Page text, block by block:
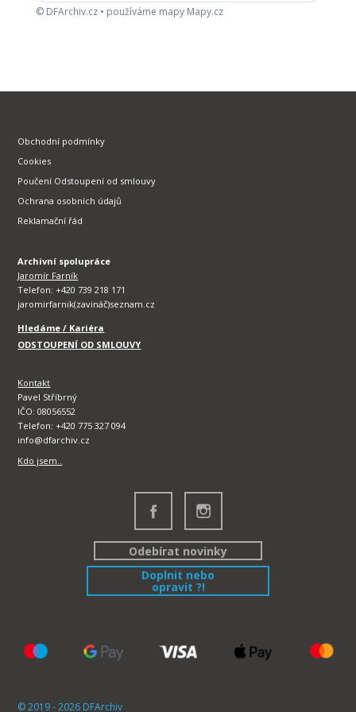
© DFArchiv.cz • používáme mapy Mapy.cz
Obchodní podmínky
Cookies
Poučení Odstoupení od smlouvy
Ochrana osobních údajů
Reklamační řád
Archivní spolupráce
Jaromír Farník
Telefon: +420 739 218 171
jaromirfarnik(zavináč)seznam.cz
Hledáme / Kariéra
ODSTOUPENÍ OD SMLOUVY
Kontakt
Pavel Stříbrný
IČO: 08056552
Telefon: +420 775 327 094
info@dfarchiv.cz
Kdo jsem..
Odebírat novinky
Doplnit nebo
opravit ?!
© 2019 - 2026 DFArchiv